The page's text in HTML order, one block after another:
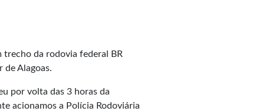
trecho da rodovia federal BR
de Alagoas.
por volta das 3 horas da
acionamos a Polícia Rodoviária